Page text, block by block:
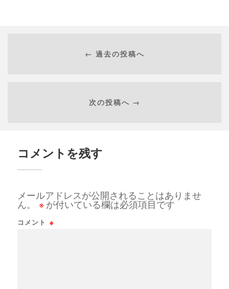
← 過去の投稿へ
次の投稿へ →
コメントを残す
メールアドレスが公開されることはありませ
ん。
※ が付いている欄は必須項目です
コメント ※